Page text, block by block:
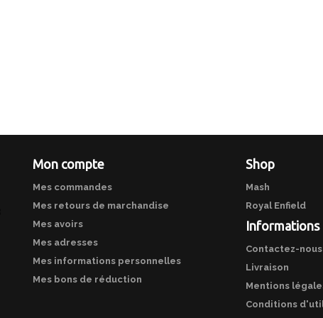
Mon compte
Mes commandes
Mes retours de marchandise
Mes avoirs
Mes adresses
Mes informations personnelles
Mes bons de réduction
Shop
Mash
Royal Enfield
Informations
Contactez-nous
Livraison
Mentions
Conditions